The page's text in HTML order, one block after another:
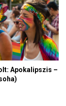
Apokalipszis –